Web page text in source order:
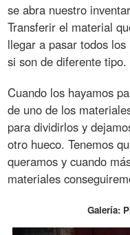
se abra nuestro
Transferir el material
llegar a pasar todos
si son de diferente tipo.
Cuando los hayamos
de uno de los
para dividirlos y
otro hueco. Tenemos
queramos y cuando
materiales
Galería: